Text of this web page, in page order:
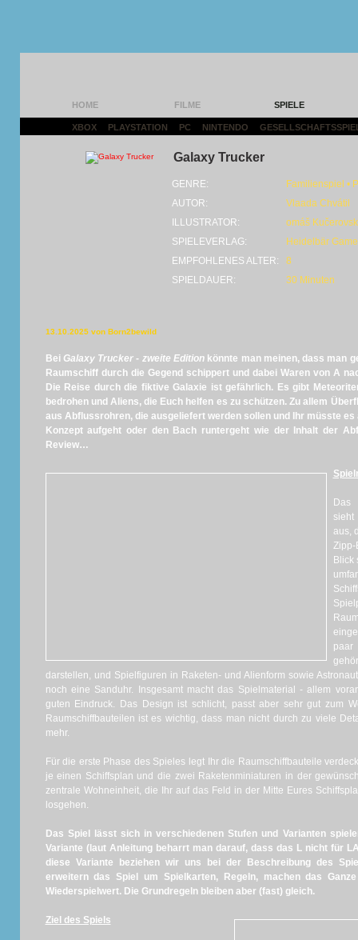
HOME FILME SPIELE
XBOX PLAYSTATION PC NINTENDO
Galaxy Trucker
GENRE:
Familienspiel •
AUTOR:
Vlaada Chvátil
ILLUSTRATOR:
omáš
SPIELEVERLAG:
Heidelbär
EMPFOHLENES ALTER:
8
SPIELDAUER:
30 Minuten
13.10.2025 von Born2bewild
Bei Galaxy Trucker - zweite Editionkönnte man meinen, dass man
Raumschiff durch die Gegend schippert und dabei Waren von A
Die Reise durch die fiktive Galaxie ist gefährlich. Es gibt
bedrohen und Aliens, die Euch helfen es zu schützen. Zu allem
aus Abflussrohren, die ausgeliefert werden sollen und Ihr müsste
Konzept aufgeht oder den Bach runtergeht wie der Inhalt der
Review…
Das
aus,
Blick
paar
darstellen, und Spielfiguren in Raketen- und Alienform sowie
noch eine Sanduhr. Insgesamt macht das Spielmaterial - allem
guten Eindruck. Das Design ist schlicht, passt aber sehr gut zum
Raumschiffbauteilen ist es wichtig, dass man nicht durch zu viele
mehr.
Für die erste Phase des Spieles legt Ihr die Raumschiffbauteile
je einen Schiffsplan und die zwei Raketenminiaturen in der
zentrale Wohneinheit, die Ihr auf das Feld in der Mitte Eures
losgehen.
Das Spiel lässt sich in verschiedenen Stufen und Varianten
Variante (laut Anleitung beharrt man darauf, dass das L nicht für
diese Variante beziehen wir uns bei der Beschreibung des
erweitern das Spiel um Spielkarten, Regeln, machen das
Wiederspielwert. Die Grundregeln bleiben aber (fast) gleich.
Ziel des Spiels